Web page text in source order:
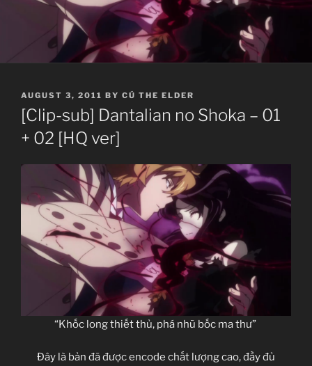
POSTED
ON
AUGUST 3, 2011 BY CÚ THE ELDER
[Clip-sub] Dantalian no Shoka – 01
+ 02 [HQ ver]
“Khốc long thiết thủ, phá nhũ bốc ma thư”
Đây là bản đã được encode chất lượng cao, đầy đủ